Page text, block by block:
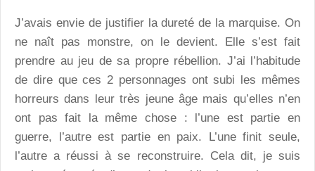
J’avais envie de justifier la dureté de la marquise. On
ne naît pas monstre, on le devient. Elle s’est fait
prendre au jeu de sa propre rébellion. J’ai l’habitude
de dire que ces 2 personnages ont subi les mêmes
horreurs dans leur très jeune âge mais qu’elles n’en
ont pas fait la même chose : l’une est partie en
guerre, l’autre est partie en paix. L’une finit seule,
l’autre a réussi à se reconstruire. Cela dit, je suis